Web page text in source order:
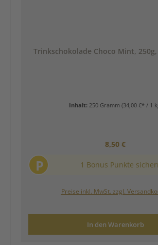
Trinkschokolade Choco Mint,
Inhalt: 250 Gramm (34,00 €* / 1
Regulärer Preis:
8,50 €
P 1 Bonus Punkte
Preise inkl. MwSt. zzgl.
In den Warenkorb